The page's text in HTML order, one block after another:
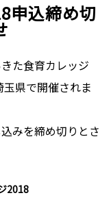
申込締め切
た食育カレッジ
県で開催されま
みを締め切りとさ
2018